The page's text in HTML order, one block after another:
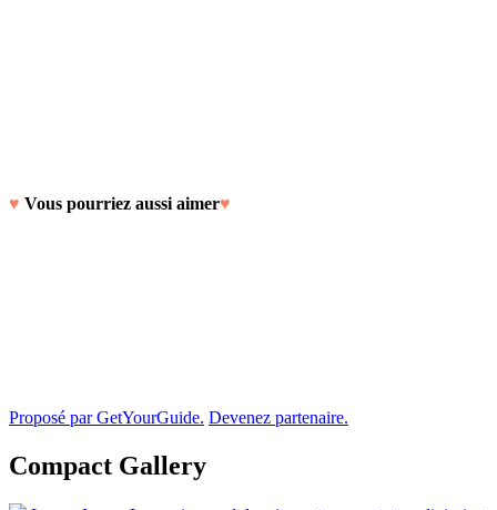
♥ Vous pourriez aussi aimer♥
Proposé par GetYourGuide. Devenez partenaire.
Compact Gallery